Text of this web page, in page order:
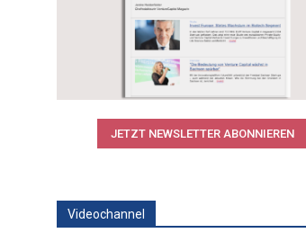
JETZT NEWSLETTER ABONNIEREN
Videochannel